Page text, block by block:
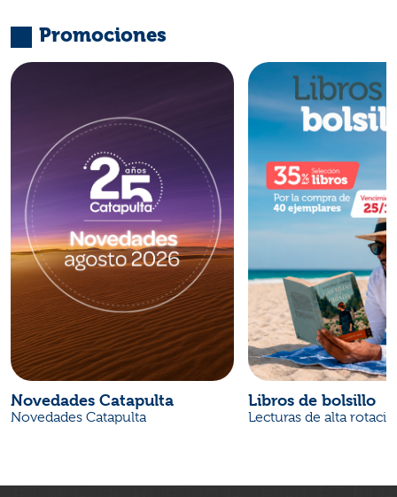
Promociones
Novedades Catapulta
Novedades Catapulta
Libros de bolsillo
Lecturas de alta